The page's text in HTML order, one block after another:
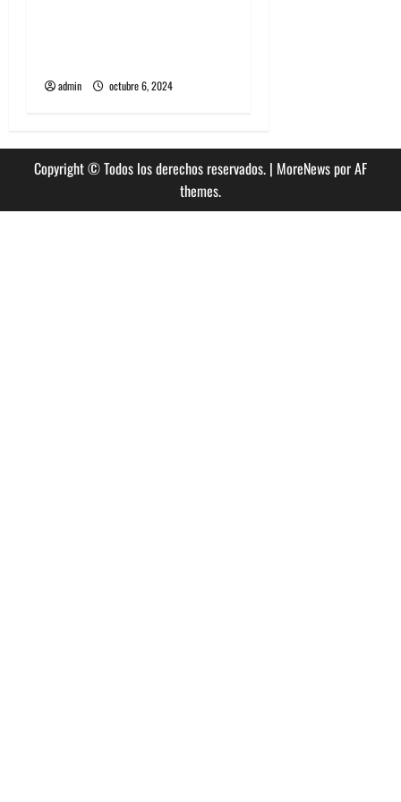
sadmin octubre 6, 2024
Copyright © Todos los derechos reservados. | MoreNewspor AF
themes.